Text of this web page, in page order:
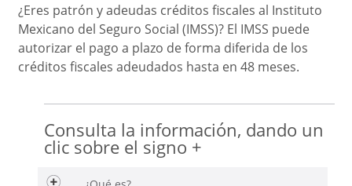
¿Eres patrón y adeudas créditos fiscales al Instituto
Mexicano del Seguro Social (IMSS)? El IMSS puede
autorizar el pago a plazo de forma diferida de los
créditos fiscales adeudados hasta en 48 meses.
Consulta la información, dando un
clic sobre el signo +